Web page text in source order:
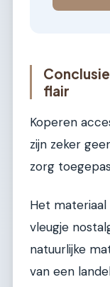
flair
Koperen
zijn zeker
zorg
Het
vleugje
natuurlijke
van een